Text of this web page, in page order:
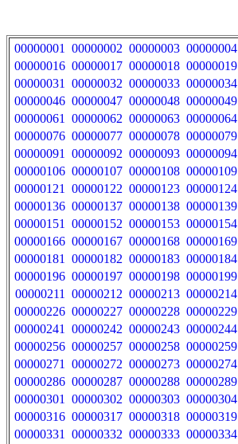
00000001 00000002 00000003 00000004
00000016 00000017 00000018 00000019
00000031
00000032 00000033 00000034
00000046 00000047 00000048 00000049
00000061
00000062 00000063 00000064
00000076 00000077 00000078 00000079
00000091
00000092 00000093 00000094
00000106 00000107 00000108 00000109
00000121
00000122 00000123 00000124
00000136 00000137 00000138 00000139
00000151
00000152 00000153 00000154
00000166 00000167 00000168 00000169
00000181
00000182 00000183 00000184
00000196 00000197 00000198 00000199
00000211
00000212 00000213 00000214
00000226 00000227 00000228 00000229
00000241
00000242 00000243 00000244
00000256 00000257 00000258 00000259
00000271
00000272 00000273 00000274
00000286 00000287 00000288 00000289
00000301
00000302 00000303 00000304
00000316 00000317 00000318 00000319
00000331
00000332 00000333 00000334